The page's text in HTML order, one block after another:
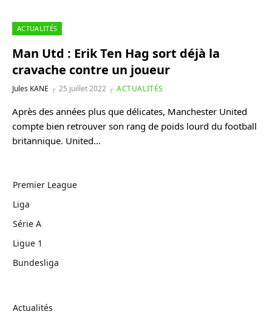
ACTUALITÉS
Man Utd : Erik Ten Hag sort déjà la
cravache contre un joueur
Jules KANE 25 juillet 2022 ACTUALITÉS
Après des années plus que délicates, Manchester United
compte bien retrouver son rang de poids lourd du football
britannique. United…
Premier League
Liga
Série A
Ligue 1
Bundesliga
Actualités